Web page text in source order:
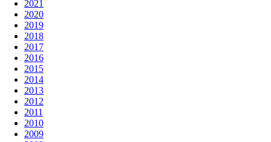
2021
2020
2019
2018
2017
2016
2015
2014
2013
2012
2011
2010
2009